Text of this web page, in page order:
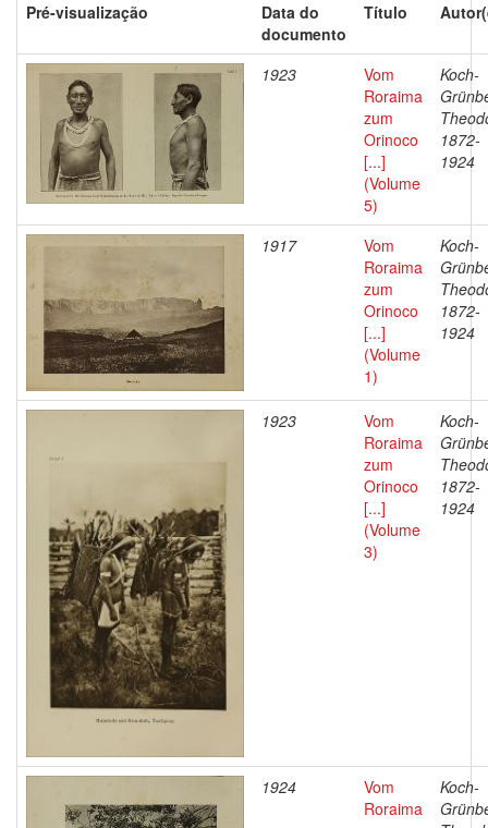
Pré-visualização
Data do
documento
Título
1923
Vom
Roraima
zum
Orinoco
[...]
(Volume
5)
Koch-
1872-
1924
1917
Vom
Roraima
zum
Orinoco
[...]
(Volume
1)
Koch-
1872-
1924
1923
Vom
Roraima
zum
Orinoco
[...]
(Volume
3)
Koch-
1872-
1924
1924
Vom
Roraima
Koch-